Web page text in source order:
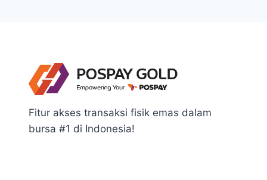
Fitur akses transaksi fisik emas dalam
bursa #1 di Indonesia!